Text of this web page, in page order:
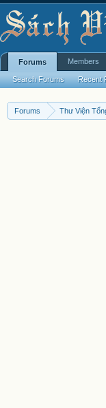
Forums Thư Viện
Forums
Search Forums Recent
Members